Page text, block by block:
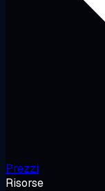
Prezzi
Risorse